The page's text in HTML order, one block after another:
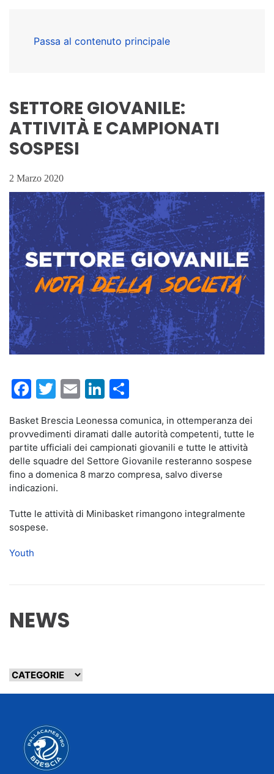
Passa al contenuto principale
SETTORE GIOVANILE:
ATTIVITÀ E CAMPIONATI
SOSPESI
2 Marzo 2020
Facebook
Twitter
EmailLinkedIn
Basket Brescia Leonessa comunica, in ottemperanza dei
provvedimenti diramati dalle autorità competenti, tutte le
partite ufficiali dei campionati giovanili e tutte le attività
delle squadre del Settore Giovanile resteranno sospese
fino a domenica 8 marzo compresa, salvo diverse
indicazioni.
Tutte le attività di Minibasket rimangono integralmente
sospese.
Youth
NEWS